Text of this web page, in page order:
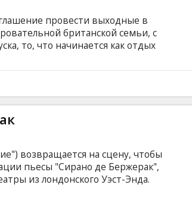
провести выходные в
британской семьи, с
то, что начинается как отдых
и русском языках.
возвращается на сцену, чтобы
пьесы "Сирано де Бержерак",
из лондонского Уэст-Энда.